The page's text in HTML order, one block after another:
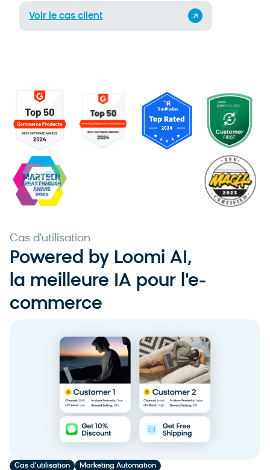
Voir le cas client
Cas d'utilisation
Powered by Loomi AI,
la meilleure IA pour l'e-
commerce
Cas d'utilisation Marketing Automation